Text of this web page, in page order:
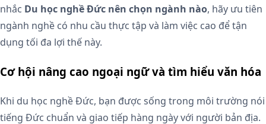
nhắc Du học nghề Đức nên chọn ngành nào, hãy ưu tiên
ngành nghề có nhu cầu thực tập và làm việc cao để tận
dụng tối đa lợi thế này.
Cơ hội nâng cao ngoại ngữ và tìm hiểu văn hóa
Khi du học nghề Đức, bạn được sống trong môi trường nói
tiếng Đức chuẩn và giao tiếp hàng ngày với người bản địa.